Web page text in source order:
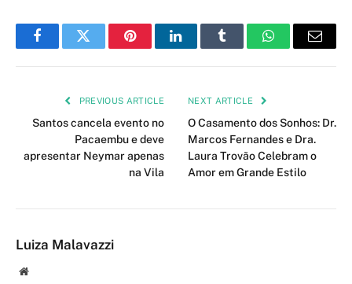
FacebookTwitter PinterestLinkedInTumblr WhatsAppEmail
PREVIOUS ARTICLE
Santos cancela evento no
Pacaembu e deve
apresentar Neymar apenas
na Vila
NEXT ARTICLE
O Casamento dos Sonhos: Dr.
Marcos Fernandes e Dra.
Laura Trovão Celebram o
Amor em Grande Estilo
Luiza Malavazzi
Website